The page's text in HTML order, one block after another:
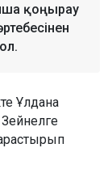
қоңырау
Ұлдана